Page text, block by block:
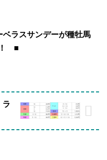
ラスサンデーが種牡馬
■
ラ